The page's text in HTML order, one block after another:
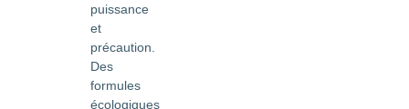
puissance
et
précaution.
Des
formules
écologiques